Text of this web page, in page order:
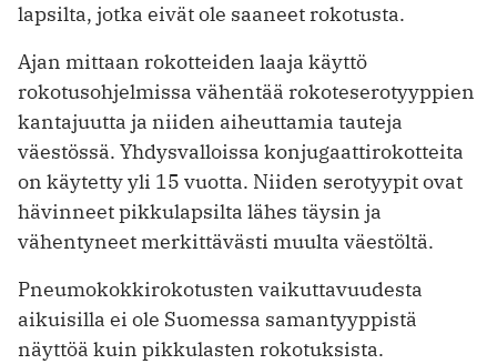
lapsilta, jotka eivät ole saaneet rokotusta.
Ajan mittaan rokotteiden laaja käyttö
rokotusohjelmissa vähentää rokoteserotyyppien
kantajuutta ja niiden aiheuttamia tauteja
väestössä. Yhdysvalloissa konjugaattirokotteita
on käytetty yli 15 vuotta. Niiden serotyypit ovat
hävinneet pikkulapsilta lähes täysin ja
vähentyneet merkittävästi muulta väestöltä.
Pneumokokkirokotusten vaikuttavuudesta
aikuisilla ei ole Suomessa samantyyppistä
näyttöä kuin pikkulasten rokotuksista.